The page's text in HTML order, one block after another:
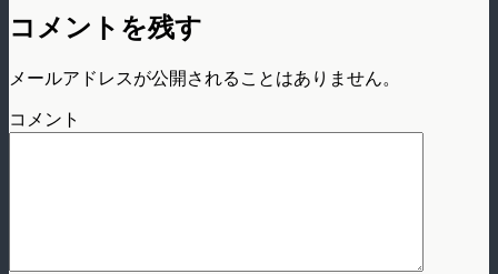
コメントを残す
メールアドレスが公開されることはありません。
コメント